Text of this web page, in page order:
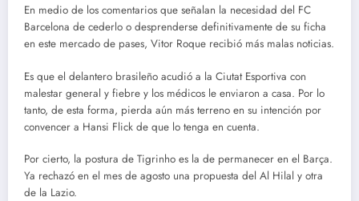
En medio de los comentarios que señalan la necesidad del FC
Barcelona de cederlo o desprenderse definitivamente de su ficha
en este mercado de pases, Vitor Roque recibió más malas noticias.
Es que el delantero brasileño acudió a la Ciutat Esportiva con
malestar general y fiebre y los médicos le enviaron a casa. Por lo
tanto, de esta forma, pierda aún más terreno en su intención por
convencer a Hansi Flick de que lo tenga en cuenta.
Por cierto, la postura de Tigrinho es la de permanecer en el Barça.
Ya rechazó en el mes de agosto una propuesta del Al Hilal y otra
de la Lazio.